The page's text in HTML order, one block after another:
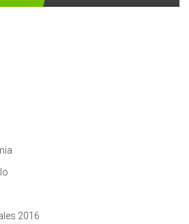
2016